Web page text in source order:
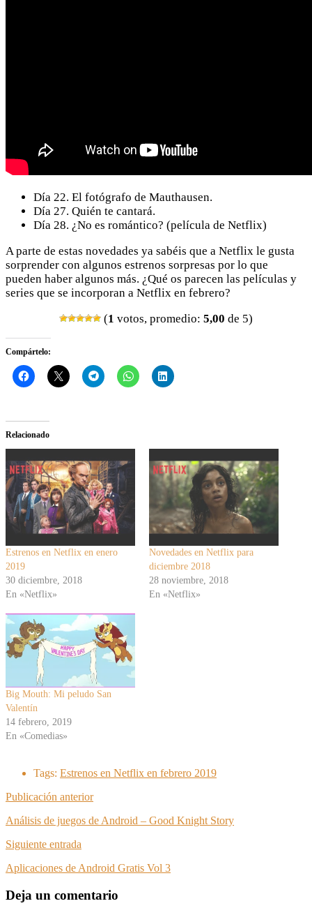
Día 22. El fotógrafo de Mauthausen.
Día 27. Quién te cantará.
Día 28. ¿No es romántico? (película de Netflix)
A parte de estas novedades ya sabéis que a Netflix le gusta
sorprender con algunos estrenos sorpresas por lo que
pueden haber algunos más. ¿Qué os parecen las películas y
series que se incorporan a Netflix en febrero?
(1 votos, promedio: 5,00 de 5)
Compártelo:
Relacionado
Estrenos en Netflix en enero
2019
30 diciembre, 2018
En «Netflix»
Novedades en Netflix para
diciembre 2018
28 noviembre, 2018
En «Netflix»
Big Mouth: Mi peludo San
Valentín
14 febrero, 2019
En «Comedias»
Tags: Estrenos en Netflix en febrero 2019
Publicación anterior
Análisis de juegos de Android – Good Knight Story
Siguiente entrada
Aplicaciones de Android Gratis Vol 3
Deja un comentario